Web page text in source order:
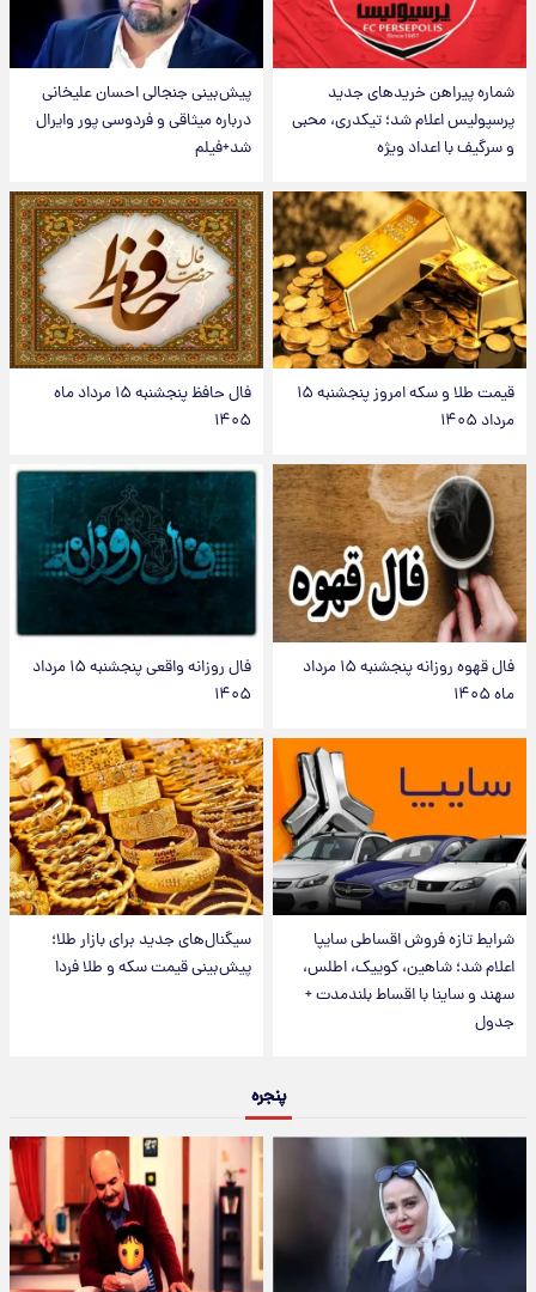
شماره پیراهن خریدهای جدید
پرسپولیس اعلام شد؛ تیکدری، محبی
و سرگیف با اعداد ویژه
پیش‌بینی جنجالی احسان علیخانی
درباره میثاقی و فردوسی پور وایرال
شد+فیلم
قیمت طلا و سکه امروز پنجشنبه ۱۵
مرداد ۱۴۰۵
فال حافظ پنجشنبه ۱۵ مرداد ماه
۱۴۰۵
فال قهوه روزانه پنجشنبه ۱۵ مرداد
ماه ۱۴۰۵
فال روزانه واقعی پنجشنبه ۱۵ مرداد
۱۴۰۵
شرایط تازه فروش اقساطی سایپا
اعلام شد؛ شاهین، کوییک، اطلس،
سهند و ساینا با اقساط بلندمدت +
جدول
سیگنال‌های جدید برای بازار طلا؛
پیش‌بینی قیمت سکه و طلا فردا
پنجره